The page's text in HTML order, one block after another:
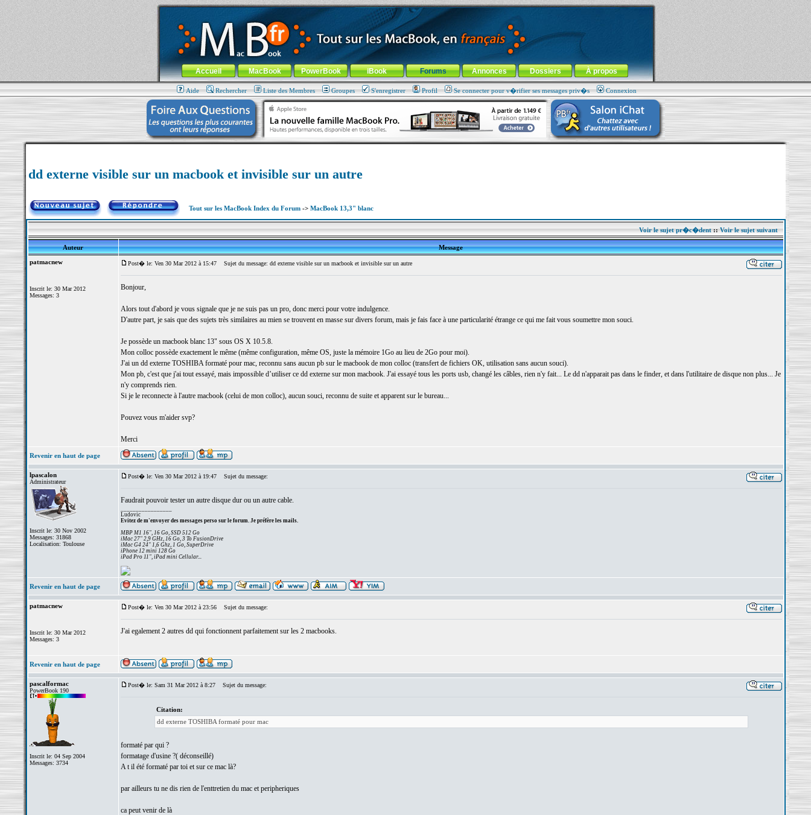
MacBook-fr.com : 100% Apple... 100% nomade !
Aller au contenu-Aller au menu général-Aller au menu de la rubrique
Menu général
Accueil MacBook PowerBook iBook Forums Annonces Dossiers À propos
Aide Rechercher Liste des Membres Groupes S'enregistrer Profil Se connecter pour v�rifier ses messages priv�s Connexion
dd externe visible sur un macbook et invisible sur un autre
Tout sur les MacBook Index du Forum-> MacBook 13,3" blanc
Voir le sujet pr�c�dent::Voir le sujet suivant
Auteur
Message
patmacnew
Inscrit le: 30 Mar 2012
Messages: 3
Post� le: Ven 30 Mar 2012 à 15:47 Sujet du message: dd externe visible sur un macbook et invisible sur un autre
Bonjour,
Alors tout d'abord je vous signale que je ne suis pas un pro, donc merci pour votre indulgence.
D'autre part, je sais que des sujets très similaires au mien se trouvent en masse sur divers forum, mais je fais face à une particularité étrange ce qui me fait vous soumettre mon souci.
Je possède un macbook blanc 13" sous OS X 10.5.8.
Mon colloc possède exactement le même (même configuration, même OS, juste la mémoire 1Go au lieu de 2Go pour moi).
J'ai un dd externe TOSHIBA formaté pour mac, reconnu sans aucun pb sur le macbook de mon colloc (transfert de fichiers OK, utilisation sans aucun souci).
Mon pb, c'est que j'ai tout essayé, mais impossible d’utiliser ce dd externe sur mon macbook. J'ai essayé tous les ports usb, changé les câbles, rien n'y fait... Le dd n'apparait pas dans le finder, et dans l'utilitaire de disque non plus... Je
n'y comprends rien.
Si je le reconnecte à l'autre macbook (celui de mon colloc), aucun souci, reconnu de suite et apparent sur le bureau...
Pouvez vous m'aider svp?
Merci
Revenir en haut de page
lpascalon
Administrateur
Inscrit le: 30 Nov 2002
Messages: 31868
Localisation: Toulouse
Post� le: Ven 30 Mar 2012 à 19:47 Sujet du message:
Faudrait pouvoir tester un autre disque dur ou un autre cable.
Ludovic
Evitez de m'envoyer des messages perso sur le forum. Je préfère les mails.
MBP M1 16", 16 Go, SSD 512 Go
iMac 27" 2,9 GHz, 16 Go, 3 To FusionDrive
iMac G4 24" 1,6 Ghz, 1 Go, SuperDrive
iPhone 12 mini 128 Go
iPad Pro 11", iPad mini Cellular...
Revenir en haut de page
patmacnew
Inscrit le: 30 Mar 2012
Messages: 3
Post� le: Ven 30 Mar 2012 à 23:56 Sujet du message:
J'ai egalement 2 autres dd qui fonctionnent parfaitement sur les 2 macbooks.
Revenir en haut de page
pascalformac
PowerBook 190
Inscrit le: 04 Sep 2004
Messages: 3734
Post� le: Sam 31 Mar 2012 à 8:27 Sujet du message:
Citation:
dd externe TOSHIBA formaté pour mac
formaté par qui ?
formatage d'usine ?( déconseillé)
A t il été formaté par toi et sur ce mac là?
par ailleurs tu ne dis rien de l'enttretien du mac et peripheriques
ca peut venir de là